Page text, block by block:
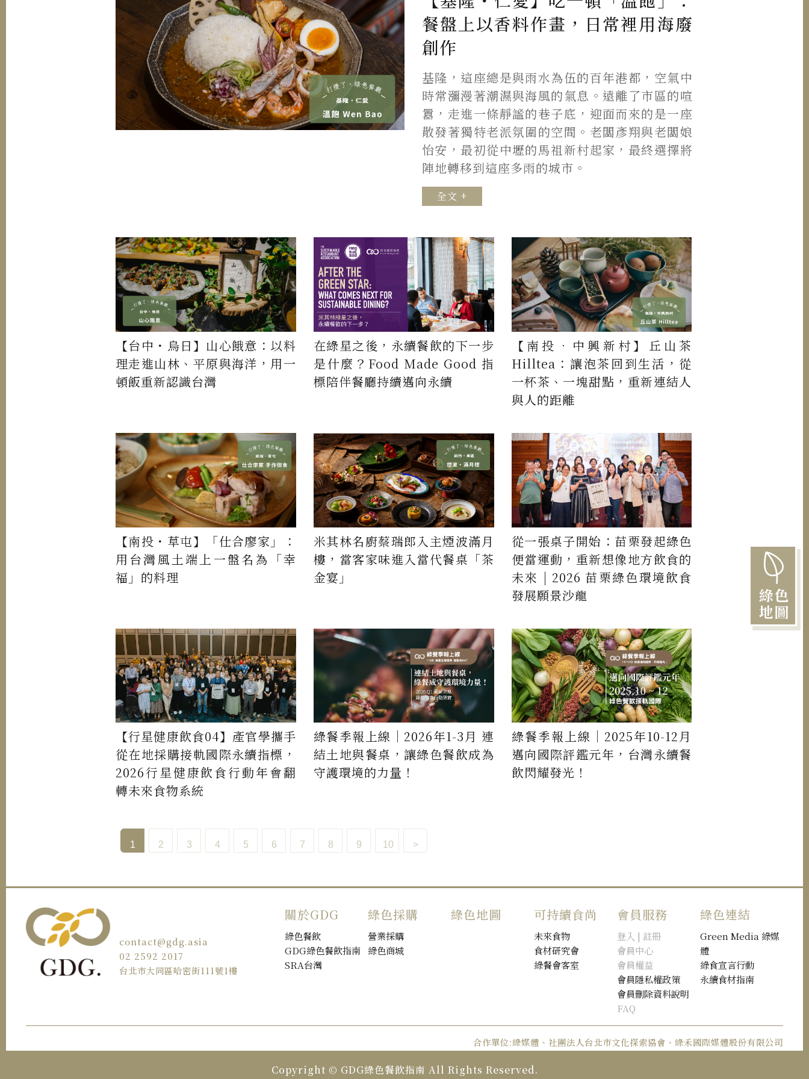
綠色
地圖
餐盤上以香料作畫，日常裡用海廢
創作
基隆，這座總是與雨水為伍的百年港都，空氣中
時常瀰漫著潮濕與海風的氣息。遠離了市區的喧
囂，走進一條靜謐的巷子底，迎面而來的是一座
散發著獨特老派氛圍的空間。老闆彥翔與老闆娘
怡安，最初從中壢的馬祖新村起家，最終選擇將
陣地轉移到這座多雨的城市。
全文 +
【台中・烏日】山心餓意：以料
理走進山林、平原與海洋，用一
頓飯重新認識台灣
在綠星之後，永續餐飲的下一步
是什麼？Food Made Good 指
標陪伴餐廳持續邁向永續
【南投．中興新村】丘山茶
Hilltea：讓泡茶回到生活，從
一杯茶、一塊甜點，重新連結人
與人的距離
【南投・草屯】「仕合廖家」：
用台灣風土端上一盤名為「幸
福」的料理
米其林名廚蔡瑞郎入主煙波滿月
樓，當客家味進入當代餐桌「茶
金宴」
從一張桌子開始：苗栗發起綠色
便當運動，重新想像地方飲食的
未來 | 2026 苗栗綠色環境飲食
發展願景沙龍
【行星健康飲食04】產官學攜手
從在地採購接軌國際永續指標，
2026行星健康飲食行動年會翻
轉未來食物系統
綠餐季報上線｜2026年1-3月 連
結土地與餐桌，讓綠色餐飲成為
守護環境的力量！
綠餐季報上線｜2025年10-12月
邁向國際評鑑元年，台灣永續餐
飲閃耀發光！
1 2 3 4 5 6 7 8 9 10 >
contact@gdg.asia
02 2592 2017
台北市大同區哈密街111號1樓
關於GDG
綠色餐飲
GDG綠色餐飲指南
SRA台灣
綠色採購
營業採購
綠色商城
綠色地圖 可持續食尚
未來食物
食材研究會
綠餐會客室
會員服務
登入 | 註冊
會員中心
會員權益
會員隱私權政策
會員刪除資料說明
FAQ
綠色連結
Green Media 綠媒
體
綠食宣言行動
永續食材指南
合作單位:綠媒體、社團法人台北市文化探索協會、綠禾國際媒體股份有限公司
Copyright © GDG綠色餐飲指南 All Rights Reserved.